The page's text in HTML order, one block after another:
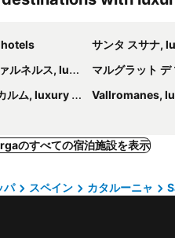
hotels サンタ スサナ,
ス, luxury hotels
マルグラット デ
, luxury hotels
Vallromanes,
のすべての宿泊施設を表示
パ スペイン カタルーニャ